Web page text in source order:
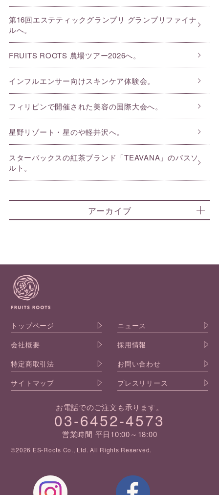
第16回エステティックグランプリ グランプリファイナ
ルへ。
FRUITS ROOTS 農場ツアー2026へ。
インフルエンサー向けスキンケア体験会。
フィリピンで開催された美容の国際大会へ。
星野リゾート・星のや軽井沢へ。
スターバックスの紅茶ブランド「TEAVANA」のバスソ
ルト。
アーカイブ
トップページ
ニュース
会社概要
採用情報
特定商取引法
お問い合わせ
サイトマップ
プレスリリース
お電話でのご注文も承ります。
03-6452-4573
営業時間 平日10:00～18:00
©2026 ES-Roots Co., Ltd. All Rights Reserved.